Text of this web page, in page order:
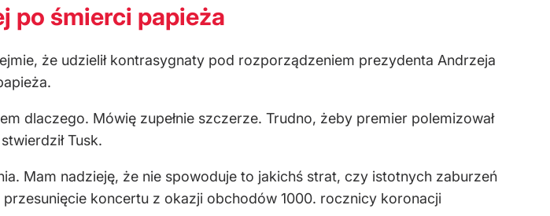
po śmierci papieża
że udzielił kontrasygnaty pod rozporządzeniem prezydenta Andrzeja
dlaczego. Mówię zupełnie szczerze. Trudno, żeby premier polemizował
Tusk.
Mam nadzieję, że nie spowoduje to jakichś strat, czy istotnych zaburzeń
przesunięcie koncertu z okazji obchodów 1000. rocznicy koronacji